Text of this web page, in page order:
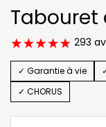
Tabouret
293
✓ Garantie à vie
✓ CHORUS